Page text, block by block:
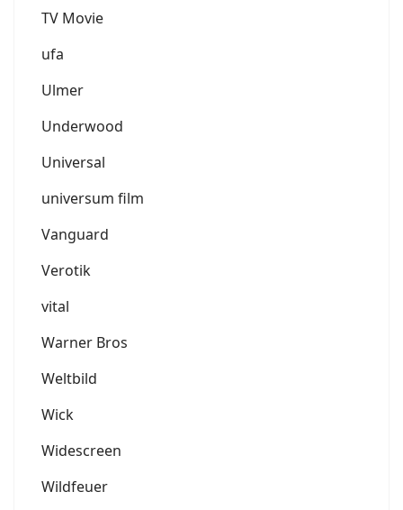
TV Movie
ufa
Ulmer
Underwood
Universal
universum film
Vanguard
Verotik
vital
Warner Bros
Weltbild
Wick
Widescreen
Wildfeuer